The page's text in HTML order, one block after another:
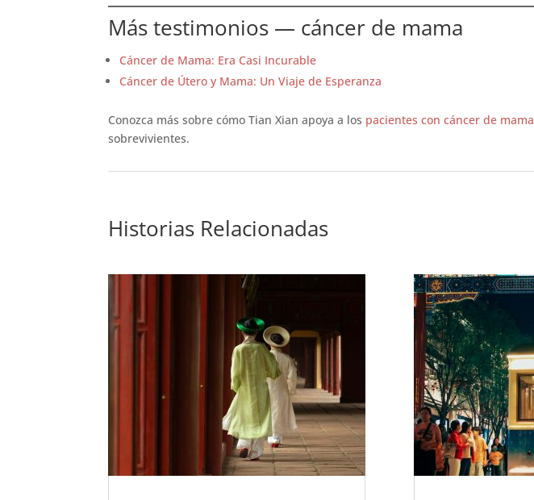
Más testimonios — cáncer de mama
Cáncer de Mama: Era Casi Incurable
Cáncer de Útero y Mama: Un Viaje de Esperanza
Conozca más sobre cómo Tian Xian apoya a los pacientes con cáncer de mama
sobrevivientes.
Historias Relacionadas